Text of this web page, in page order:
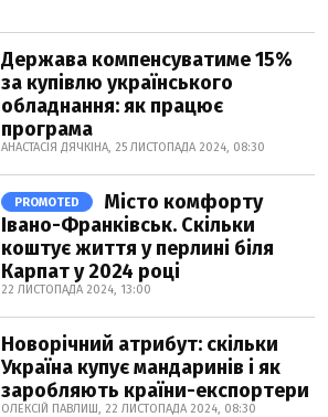
Держава компенсуватиме 15%
за купівлю українського
обладнання: як працює
програма
АНАСТАСІЯ ДЯЧКІНА, 25 ЛИСТОПАДА 2024, 08:30
PROMOTED
Місто комфорту
Івано-Франківськ. Скільки
коштує життя у перлині біля
Карпат у 2024 році
22 ЛИСТОПАДА 2024, 13:00
Новорічний атрибут: скільки
Україна купує мандаринів і як
заробляють країни-експортери
ОЛЕКСІЙ ПАВЛИШ, 22 ЛИСТОПАДА 2024, 08:30